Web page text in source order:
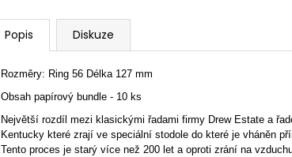
Popis Diskuze
Rozměry: Ring 56 Délka 127 mm
Obsah papírový bundle - 10 ks
Největší rozdíl mezi klasickými řadami firmy Drew Estate a
Kentucky které zrají ve speciální stodole do které je vháněn
Tento proces je starý více než 200 let a oproti zrání na